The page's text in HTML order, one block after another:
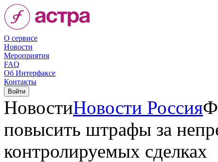
О сервисе
Новости
Мероприятия
FAQ
Об Интерфаксе
Контакты
НовостиНовости Россия
повысить штрафы за
контролируемых сделках